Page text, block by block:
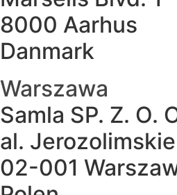
8000 Aarhus
Danmark
Warszawa
Samla SP. Z. O.
al.
02-001